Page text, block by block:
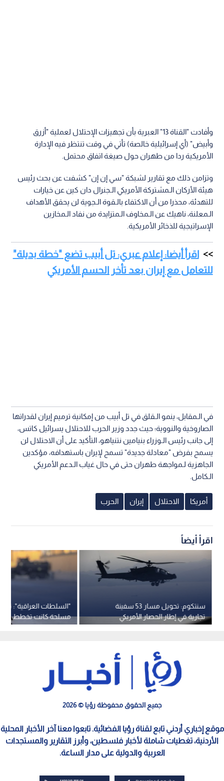
وأفادت "القناة 13" العبرية بأن تجهيزات الإحتلال لعملية "أزرق
وأبيض" (أي إسرائيلية خالصة) تأتي في وقت تنتظر فيه الإدارة
الأمريكية ردا من طهران حول صيغة اتفاق محتمل.
وتزامن ذلك مع تقارير لشبكة "سي إن إن" كشفت عن بحث رئيس
هيئة الأركان الـمشتركة الأمريكي الـجنرال دان كين عن خيارات
للتهدئة، محذرا من أن الاكتفاء بالـقوة الـجوية لن يحقق الأهداف
الـمعلنة، ناهيك عن الـمخاوف الـمتزايدة من نفاد الـمخازين
الإسراتيجية للذخائر الأمريكية.
اقرأ أيضا: إعلام عبري: تل أبيب تضع "خطة بديلة"
للتعامل مع إيران بعد تأخر الحسم الأمريكي
في الـمقابل، ينمو الـقلق في تل أبيب من إمكانية ترميم إيران لقدراتها
الصاروخية والنووية؛ حيث جدد وزير الحرب للاحتلال يسرائيل كاتس،
إلى جانب رئيس الـوزراء بنيامين نتنياهو، التأكيد على أن الاحتلال لن
يسمح بفرض "معادلة جديدة" تسمح لإيران باستهدافه، مؤكدين
الجاهزية لـمواجهة طهران حتى في حال غياب الـدعم الأمريكي
الـكامل.
أمريكا الاحتلال إيران الحرب
اقرأ أيضاً
"السلطات العراقية":
مسلحة كانت تخطط
بطائرات مسيرة
سنتكوم: تحويل مسار 53 سفينة
تجارية في إطار الحصار الأمريكي
المفروض على إيران
جميع الحقوق محفوظة رؤيا © 2026
موقع إخباري أردني تابع لقناة رؤيا الفضائية. تابعوا معنا آخر الأخبار المحلية
الأردنية، تغطيات شاملة لأخبار فلسطين، وأبرز التقارير والمستجدات
العربية والدولية على مدار الساعة.